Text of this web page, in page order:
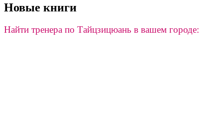
Новые книги
Найти тренера по Тайцзицюань в вашем городе: